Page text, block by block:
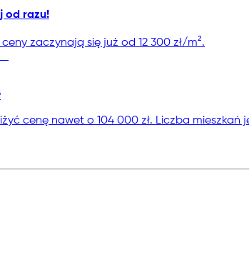
od razu!
zaczynają się już od 12 300 zł/m².
cenę nawet o 104 000 zł. Liczba